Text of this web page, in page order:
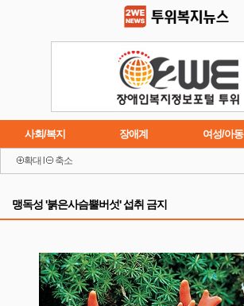
사회/복지 장애계 여성/아동
이슈
확대 축소
맹독성 '붉은사슴뿔버섯' 섭취 금지